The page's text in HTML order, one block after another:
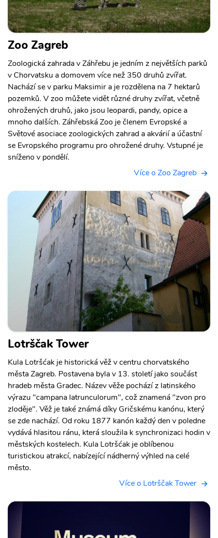
Zoo Zagreb
Zoologická zahrada v Záhřebu je jedním z největších parků
v Chorvatsku a domovem více než 350 druhů zvířat.
Nachází se v parku Maksimir a je rozdělena na 7 hektarů
pozemků. V zoo můžete vidět různé druhy zvířat, včetně
ohrožených druhů, jako jsou leopardi, pandy, opice a
mnoho dalších. Záhřebská Zoo je členem Evropské a
Světové asociace zoologických zahrad a akvárií a účastní
se Evropského programu pro ohrožené druhy. Vstupné je
sníženo v pondělí.
Více o Zoo Zagreb
Lotrščak Tower
Kula Lotršćak je historická věž v centru chorvatského
města Zagreb. Postavena byla v 13. století jako součást
hradeb města Gradec. Název věže pochází z latinského
výrazu "campana latrunculorum", což znamená "zvon pro
zloděje". Věž je také známá díky Gričskému kanónu, který
se zde nachází. Od roku 1877 kanón každý den v poledne
vydává hlasitou ránu, která sloužila k synchronizaci hodin v
městských kostelech. Kula Lotršćak je oblíbenou
turistickou atrakcí, nabízející nádherný výhled na celé
město.
Více o Lotrščak Tower